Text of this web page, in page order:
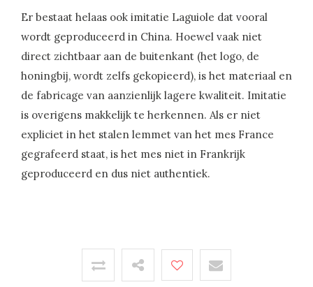
Er bestaat helaas ook imitatie Laguiole dat vooral
wordt geproduceerd in China. Hoewel vaak niet
direct zichtbaar aan de buitenkant (het logo, de
honingbij, wordt zelfs gekopieerd), is het materiaal en
de fabricage van aanzienlijk lagere kwaliteit. Imitatie
is overigens makkelijk te herkennen. Als er niet
expliciet in het stalen lemmet van het mes France
gegrafeerd staat, is het mes niet in Frankrijk
geproduceerd en dus niet authentiek.